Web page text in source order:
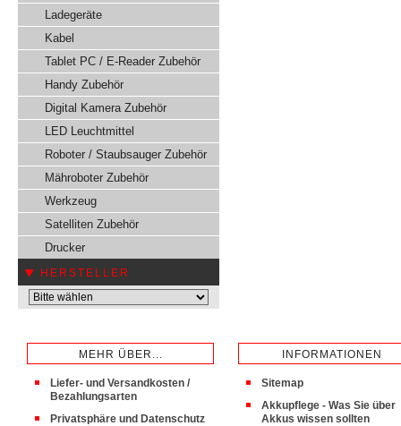
Ladegeräte
Kabel
Tablet PC / E-Reader Zubehör
Handy Zubehör
Digital Kamera Zubehör
LED Leuchtmittel
Roboter / Staubsauger Zubehör
Mähroboter Zubehör
Werkzeug
Satelliten Zubehör
Drucker
HERSTELLER
MEHR ÜBER...
Liefer- und Versandkosten /
Bezahlungsarten
Privatsphäre und Datenschutz
INFORMATIONEN
Sitemap
Akkupflege - Was Sie über
Akkus wissen sollten